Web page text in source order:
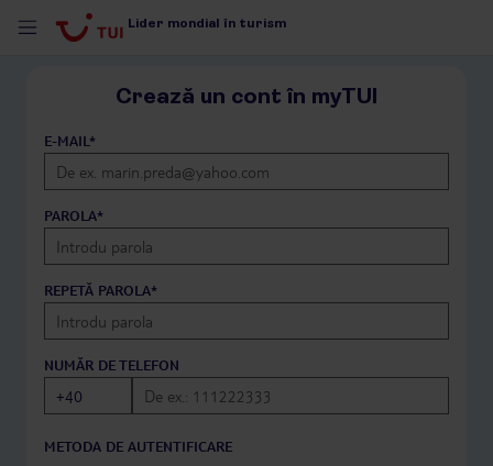
Lider mondial în turism
Crează un cont în myTUI
E-MAIL*
PAROLA*
REPETĂ PAROLA*
NUMĂR DE TELEFON
METODA DE AUTENTIFICARE